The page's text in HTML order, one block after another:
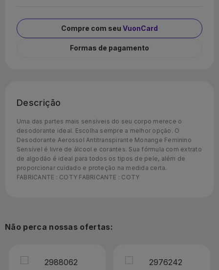
Compre com seu VuonCard
Formas de pagamento
Descrição
Uma das partes mais sensíveis do seu corpo merece o
desodorante ideal. Escolha sempre a melhor opção. O
Desodorante Aerossol Antitranspirante Monange Feminino
Sensível é livre de álcool e corantes. Sua fórmula com extrato
de algodão é ideal para todos os tipos de pele, além de
proporcionar cuidado e proteção na medida certa.
FABRICANTE : COTY FABRICANTE : COTY
Não perca nossas ofertas: